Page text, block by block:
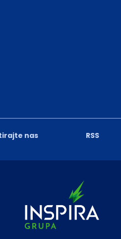
nas RSS